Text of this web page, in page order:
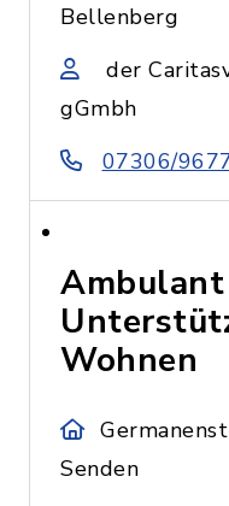
Bellenberg
der
gGmbh
07306/
Ambulant
Wohnen
Senden